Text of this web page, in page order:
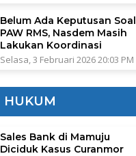
Belum Ada Keputusan Soal
PAW RMS, Nasdem Masih
Lakukan Koordinasi
Selasa, 3 Februari 2026 20:03 PM
HUKUM
Sales Bank di Mamuju
Diciduk Kasus Curanmor